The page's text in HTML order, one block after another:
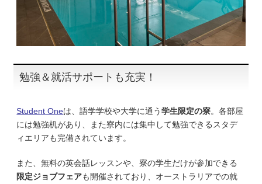
勉強＆就活サポートも充実！
Student Oneは、語学学校や大学に通う学生限定の寮。各部屋
には勉強机があり、また寮内には集中して勉強できるスタデ
ィエリアも完備されています。
また、無料の英会話レッスンや、寮の学生だけが参加できる
限定ジョブフェアも開催されており、オーストラリアでの就